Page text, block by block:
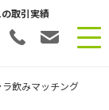
取引実績
飲みマッチング